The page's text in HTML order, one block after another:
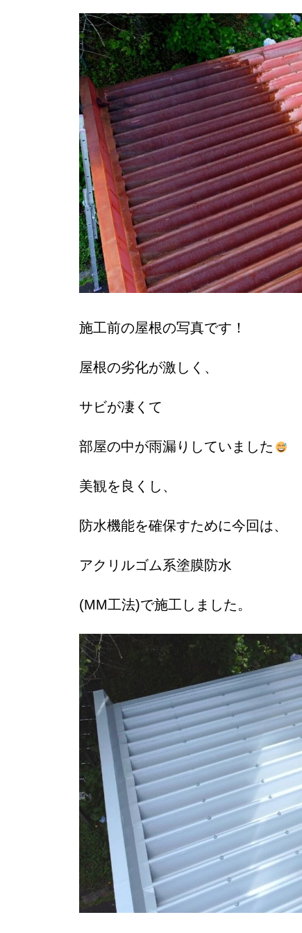
施工前の屋根の写真です！
屋根の劣化が激しく、
サビが凄くて
部屋の中が雨漏りしていました
美観を良くし、
防水機能を確保すために今回は、
アクリルゴム系塗膜防水
(MM工法)で施工しました。